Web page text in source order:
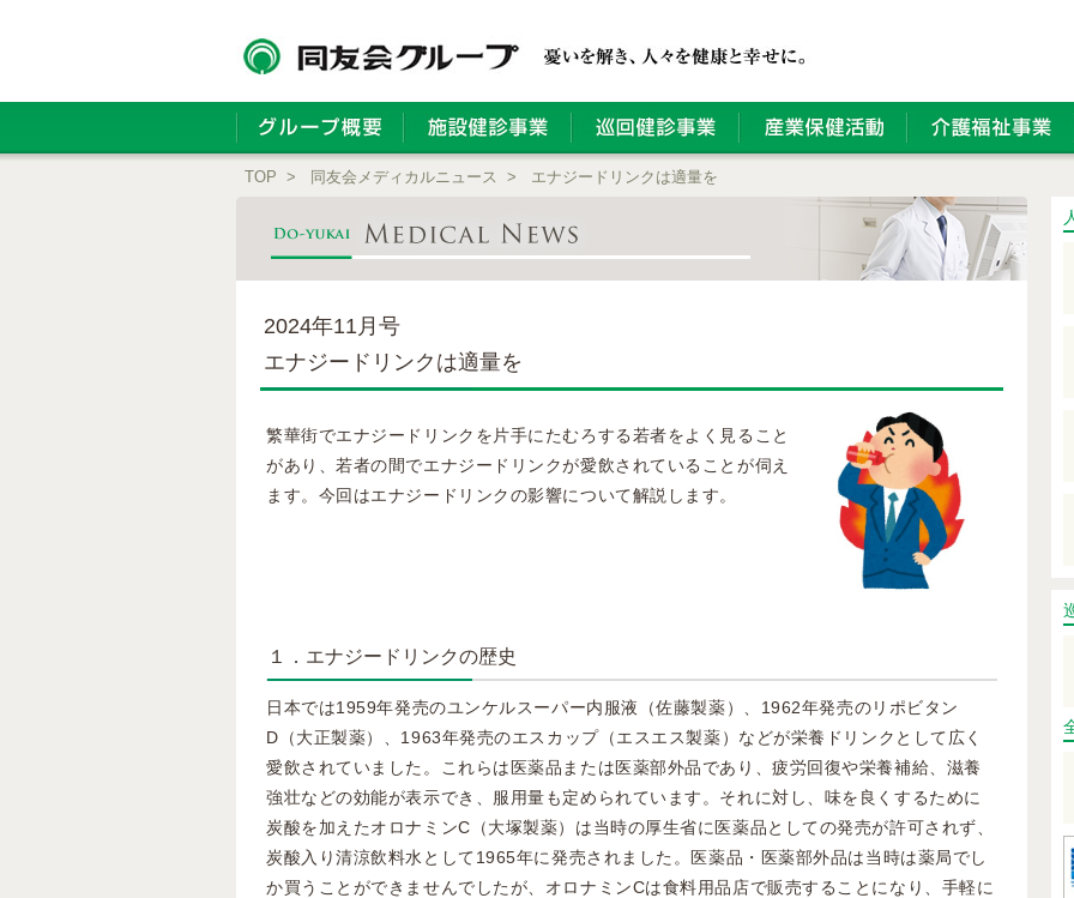
TOP > 同友会メディカルニュース > エナジードリンクは適量を
2024年11月号
エナジードリンクは適量を
繁華街でエナジードリンクを片手にたむろする若者をよく見ること
があり、若者の間でエナジードリンクが愛飲されていることが伺え
ます。今回はエナジードリンクの影響について解説します。
１．エナジードリンクの歴史
日本では1959年発売のユンケルスーパー内服液（佐藤製薬）、1962年発売のリポビタン
D（大正製薬）、1963年発売のエスカップ（エスエス製薬）などが栄養ドリンクとして広く
愛飲されていました。これらは医薬品または医薬部外品であり、疲労回復や栄養補給、滋養
強壮などの効能が表示でき、服用量も定められています。それに対し、味を良くするために
炭酸を加えたオロナミンC（大塚製薬）は当時の厚生省に医薬品としての発売が許可されず、
炭酸入り清涼飲料水として1965年に発売されました。医薬品・医薬部外品は当時は薬局でし
か買うことができませんでしたが、オロナミンCは食料用品店で販売することになり、手軽に